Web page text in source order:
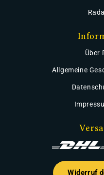
Über
Allgemeine
Widerruf